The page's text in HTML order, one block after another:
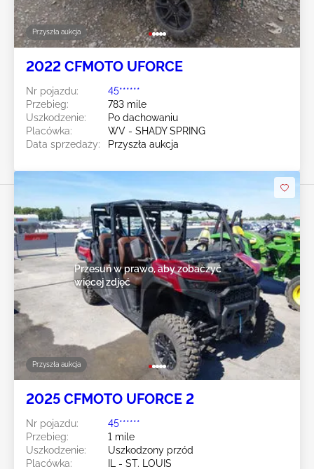
Przyszła aukcja
2022 CFMOTO UFORCE
Nr pojazdu:
45******
Przebieg:
783 mile
Uszkodzenie:
Po dachowaniu
Placówka:
WV - SHADY SPRING
Data sprzedaży:
Przyszła aukcja
Przyszła aukcja
Przesuń w prawo, aby zobaczyć
więcej zdjęć
2025 CFMOTO UFORCE 2
Nr pojazdu:
45******
Przebieg:
1 mile
Uszkodzenie:
Uszkodzony przód
Placówka:
IL - ST. LOUIS